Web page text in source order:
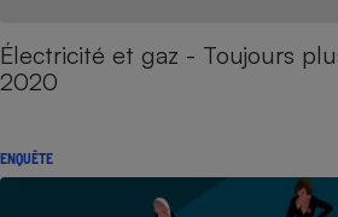
Électricité et gaz - Toujours
2020
ENQUÊTE